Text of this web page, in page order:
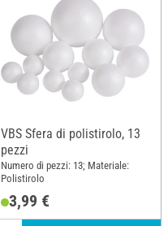
VBS Sfera di polistirolo, 13
pezzi
Numero di pezzi: 13; Materiale:
Polistirolo
3,99 €